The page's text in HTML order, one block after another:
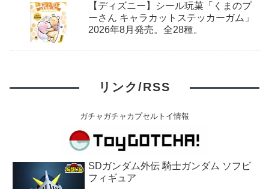
【ディズニー】シール玩菓「くまのプ
ーさん キャラカットステッカーガム」
2026年8月発売。全28種。
リンク/RSS
ガチャガチャカプセルトイ情報
SDガンダム外伝 騎士ガンダム ソフビ
フィギュア